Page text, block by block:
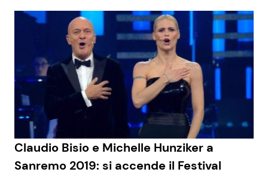
Claudio Bisio e Michelle Hunziker a
Sanremo 2019: si accende il Festival